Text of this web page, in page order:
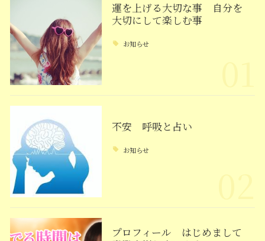
運を上げる大切な事 自分を
大切にして楽しむ事
お知らせ
不安 呼吸と占い
お知らせ
プロフィール はじめまして